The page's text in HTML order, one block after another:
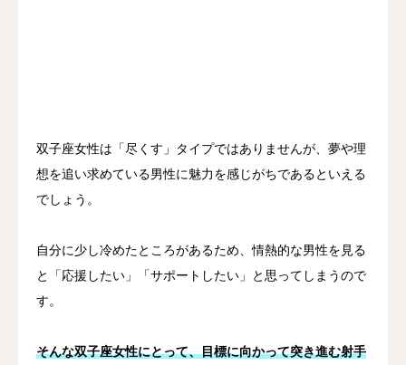
双子座女性は「尽くす」タイプではありませんが、夢や理
想を追い求めている男性に魅力を感じがちであるといえる
でしょう。
自分に少し冷めたところがあるため、情熱的な男性を見る
と「応援したい」「サポートしたい」と思ってしまうので
す。
そんな双子座女性にとって、目標に向かって突き進む射手